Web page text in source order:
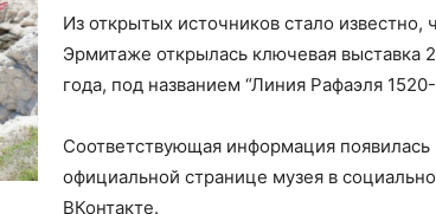
Из открытых источников стало известно,
Эрмитаже открылась ключевая выставка
года, под названием “Линия Рафаэля
Соответствующая информация появилась
официальной странице музея в
ВКонтакте.